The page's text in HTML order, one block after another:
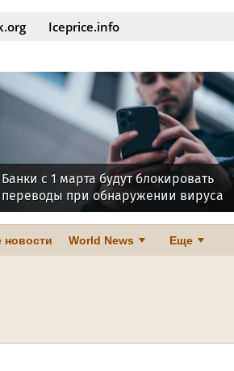
Iceprice.info
Банки с 1 марта будут блокировать
переводы при обнаружении вируса
на устройстве
новости World News Еще